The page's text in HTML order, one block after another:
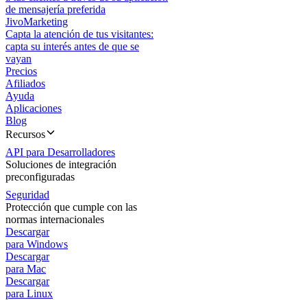
de mensajería preferida
JivoMarketing
Capta la atención de tus visitantes:
capta su interés antes de que se
vayan
Precios
Afiliados
Ayuda
Aplicaciones
Blog
Recursos
API para Desarrolladores
Soluciones de integración
preconfiguradas
Seguridad
Protección que cumple con las
normas internacionales
Descargar
para Windows
Descargar
para Mac
Descargar
para Linux